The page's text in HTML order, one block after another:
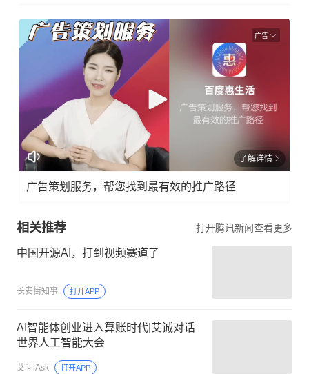
广告
了解详情
广告策划服务，帮您找到最有效的推广路径
相关推荐 打开腾讯新闻查看更多
中国开源AI，打到视频赛道了
长安街知事 打开APP
AI智能体创业进入算账时代|艾诚对话
世界人工智能大会
艾问iAsk 打开APP